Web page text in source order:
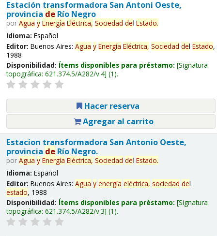
Estación transformadora San Antoni Oeste,
provincia deRío Negro
por Agua y Energía Eléctrica, Sociedad del Estado.
Idioma: Español
Editor: Buenos Aires: Agua y Energía Eléctrica, Sociedad del Estado,
1988
Disponibilidad: Ítems disponibles para préstamo: Signatura
topográfica: 621.374.5/A282/v.4 (1).
Hacer reserva
Agregar al carrito
Estacion transformadora San Antonio Oeste,
provincia deRío Negro.
por Agua y Energía Eléctrica, Sociedad del Estado.
Idioma: Español
Editor: Buenos Aires: Agua y energía eléctrica, sociedad del
estado, 1988
Disponibilidad: Ítems disponibles para préstamo: Signatura
topográfica: 621.374.5/A282/v.3 (1).